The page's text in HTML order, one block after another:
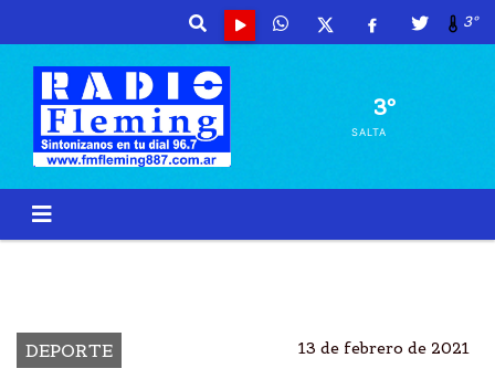
3º
3º
SALTA
DEPORTE 13 de febrero de 2021